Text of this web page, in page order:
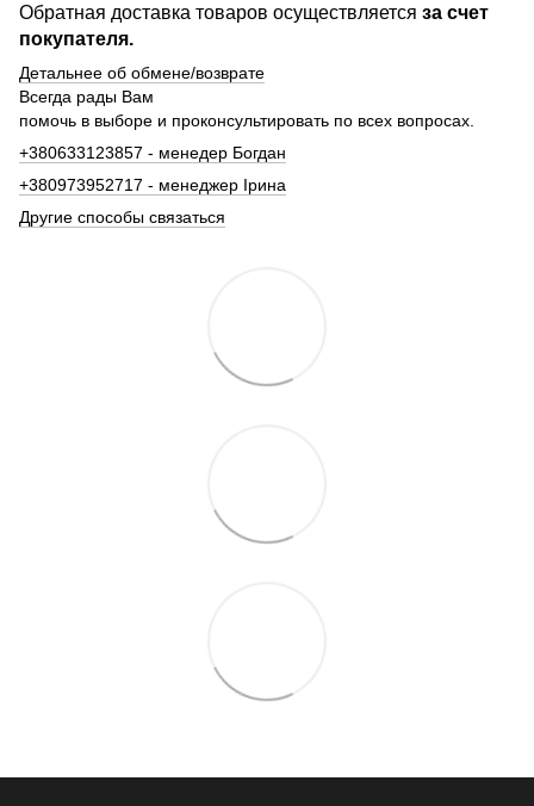
Обратная доставка товаров осуществляется за счет
покупателя.
Детальнее об обмене/возврате
Всегда рады Вам
помочь в выборе и проконсультировать по всех вопросах.
+380633123857 - менедер Богдан
+380973952717 - менеджер Ірина
Другие способы связаться